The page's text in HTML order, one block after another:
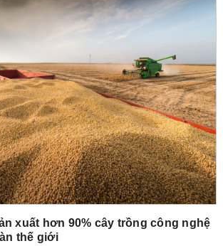
xuất hơn 90% cây trồng công nghệ
thế giới